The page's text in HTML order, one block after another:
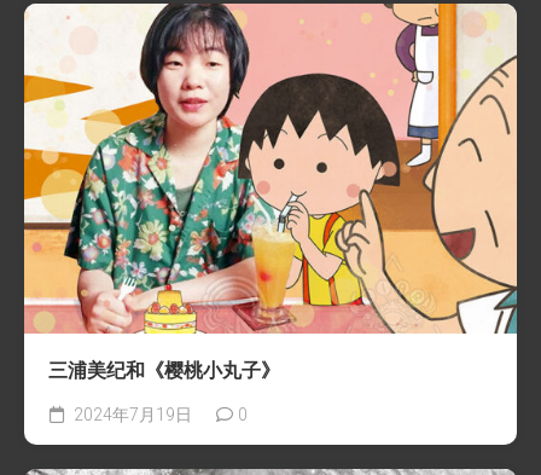
三浦美纪和《樱桃小丸子》
2024年7月19日 0